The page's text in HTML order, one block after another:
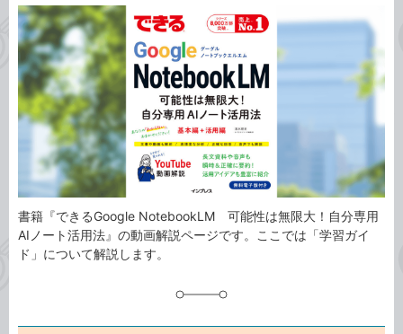
カ
テ
ゴ
リ
事
タ
グ
書籍『できるGoogle NotebookLM 可能性は無限大！自分専用
AIノート活用法』の動画解説ページです。ここでは「学習ガイ
ド」について解説します。